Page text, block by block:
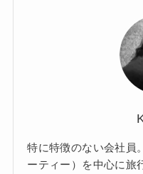
特に特徴のない会社員
ーティー）を中心に旅